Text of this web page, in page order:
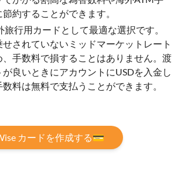
約することができます。
行用カードとして最適な選択です。
されていないミッドマーケットレート
手数料で損することはありません。渡
良いときにアカウントにUSDを入金し
料は無料で支払うことができます。
カードを作成する💳